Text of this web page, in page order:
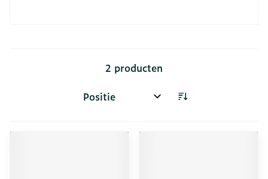
2 producten
Sorteer op: